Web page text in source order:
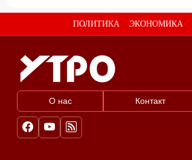
ПОЛИТИКА ЭКОНОМИКА
О нас Контакт